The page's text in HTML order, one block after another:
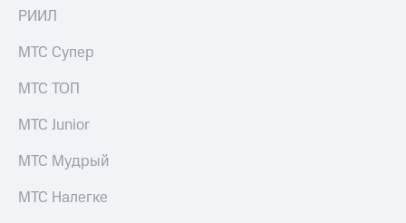
облигаций
Описание
Уведомление
погашении
облигаций
РИИЛ
МТС Супер
МТС ТОП
МТС Junior
МТС Мудрый
МТС Налегке